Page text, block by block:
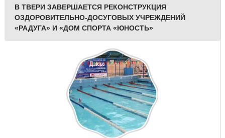
В ТВЕРИ ЗАВЕРШАЕТСЯ РЕКОНСТРУКЦИЯ
ОЗДОРОВИТЕЛЬНО-ДОСУГОВЫХ УЧРЕЖДЕНИЙ
«РАДУГА» И «ДОМ СПОРТА «ЮНОСТЬ»